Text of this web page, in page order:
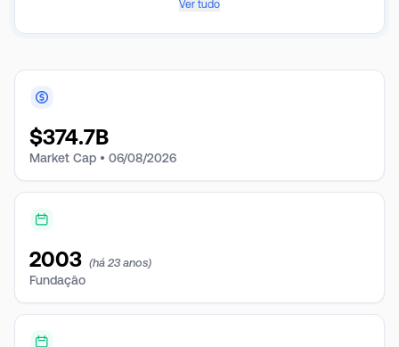
Denver foi fundada em 2003 e abriu capital em 2020.
Ver tudo
$374.7B
Market Cap • 06/08/2026
2003 (há 23 anos)
Fundação